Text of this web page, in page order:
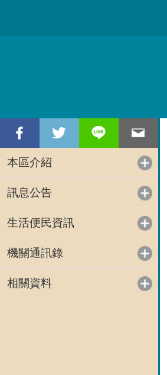
本區介紹
訊息公告
生活便民資訊
機關通訊錄
相關資料